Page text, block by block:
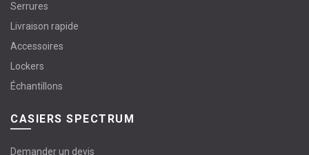
Serrures
Livraison rapide
Accessoires
Lockers
Échantillons
CASIERS SPECTRUM
Demander un devis